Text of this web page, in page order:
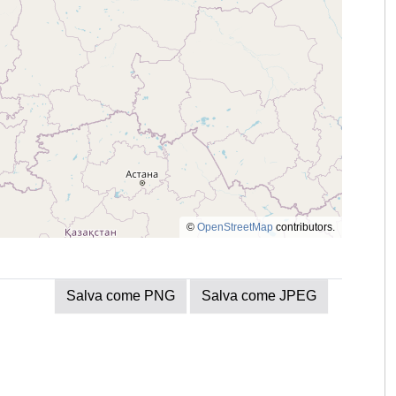
© OpenStreetMap contributors.
Salva come PNG Salva come JPEG